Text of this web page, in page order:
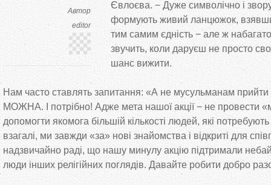
Автор
editor
Євлоєва. − Дуже символічно і
формують живий ланцюжок,
тим самим єдність − але ж
звучить, коли даруєш не просто
шанс вижити.
Нам часто ставлять запитання: «А не мусульманам
МОЖНА. І потрібно! Адже мета нашої акції − не провести
допомогти якомога більшій кількості людей, які
взагалі, ми завжди «за» нові знайомства і відкриті для
надзвичайно раді, що нашу минулу акцію підтримали
люди інших релігійних поглядів. Давайте робити добро